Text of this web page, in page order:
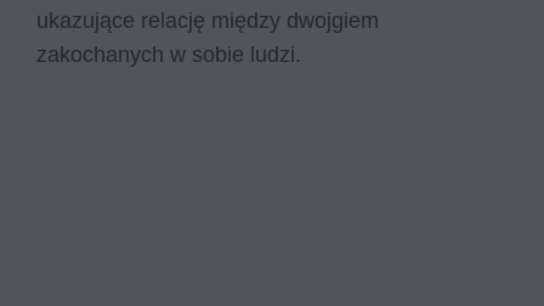
ukazujące relację między dwojgiem
zakochanych w sobie ludzi.